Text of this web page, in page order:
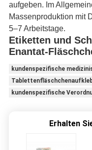
aufgeben. Im
Massenproduktion mit
5–7 Arbeitstage.
Etiketten und
Enantat-
kundenspezifische
kundenspezifische
Erhalten